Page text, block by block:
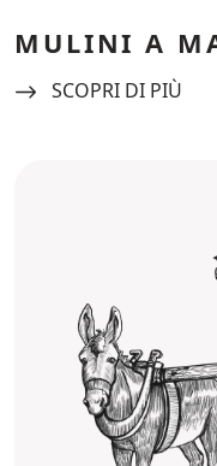
MULINI A
Navigate to:
SCOPRI DI PIÙ